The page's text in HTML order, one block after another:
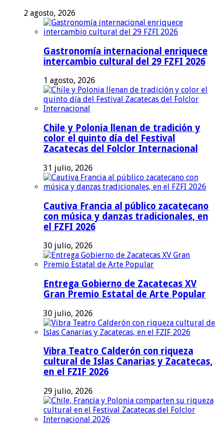
2 agosto, 2026
Gastronomía internacional enriquece
intercambio cultural del 29 FZFI 2026
1 agosto, 2026
Chile y Polonia llenan de tradición y
color el quinto día del Festival
Zacatecas del Folclor Internacional
31 julio, 2026
Cautiva Francia al público zacatecano
con música y danzas tradicionales, en
el FZFI 2026
30 julio, 2026
Entrega Gobierno de Zacatecas XV
Gran Premio Estatal de Arte Popular
30 julio, 2026
Vibra Teatro Calderón con riqueza
cultural de Islas Canarias y Zacatecas,
en el FZIF 2026
29 julio, 2026